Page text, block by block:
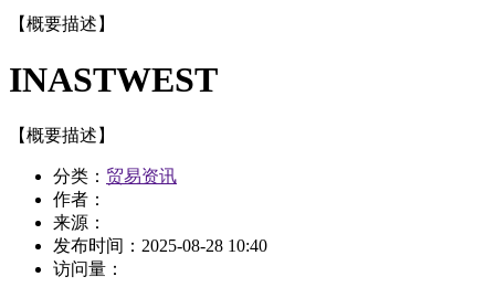
【概要描述】
INASTWEST
【概要描述】
分类： 贸易资讯
作者：
来源：
发布时间： 2025-08-28 10:40
访问量：